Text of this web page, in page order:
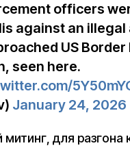
officers
against an
US
seen here.
January 24, 2026
для разгона